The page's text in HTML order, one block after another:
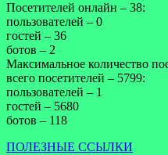
Посетителей онлайн – 38:
пользователей – 0
гостей – 36
ботов – 2
Максимальное количество
всего посетителей – 5799:
пользователей – 1
гостей – 5680
ботов – 118
ПОЛЕЗНЫЕ ССЫЛКИ